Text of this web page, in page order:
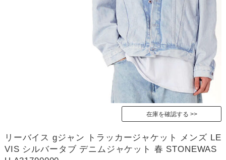
在庫を確認する
リーバイス gジャン トラッカージャケット メンズ LE
VIS シルバータブ デニムジャケット 春 STONEWAS